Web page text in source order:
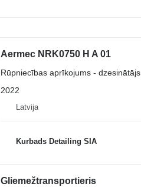
Aermec NRK0750 H A 01
Rūpniecības aprīkojums - dzesinātājs
2022
Latvija
Kurbads Detailing SIA
Gliemežtransportieris